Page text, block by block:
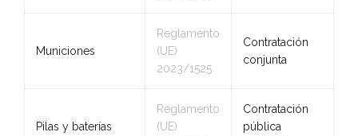
Municiones
Reglamento
(UE)
2023/1525
Contratación
conjunta
Pilas y baterías
Reglamento
(UE)
Contratación
pública